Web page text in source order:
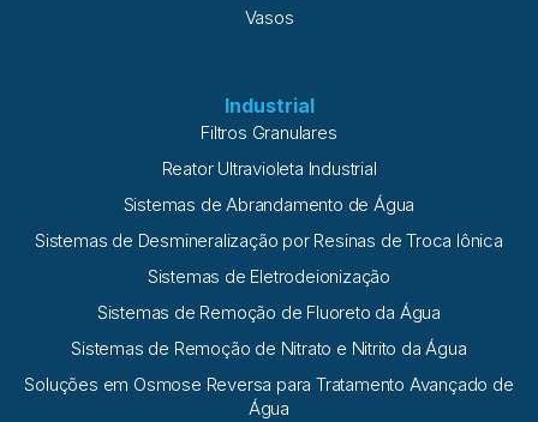
Vasos
Industrial
Filtros Granulares
Reator Ultravioleta Industrial
Sistemas de Abrandamento de Água
Sistemas de Desmineralização por Resinas de Troca Iônica
Sistemas de Eletrodeionização
Sistemas de Remoção de Fluoreto da Água
Sistemas de Remoção de Nitrato e Nitrito da Água
Soluções em Osmose Reversa para Tratamento Avançado de
Água